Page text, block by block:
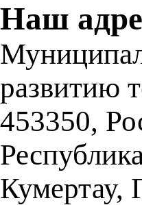
Наш
развитию
453350,
Кумертау,